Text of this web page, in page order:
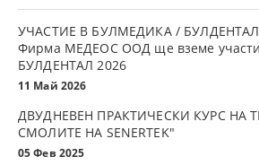
УЧАСТИЕ В БУЛМЕДИКА / БУЛДЕНТАЛ
Фирма МЕДЕОС ООД ще вземе
БУЛДЕНТАЛ 2026
11 Май 2026
ДВУДНЕВЕН ПРАКТИЧЕСКИ КУРС НА
СМОЛИТЕ НА SENERTEK"
05 Фев 2025